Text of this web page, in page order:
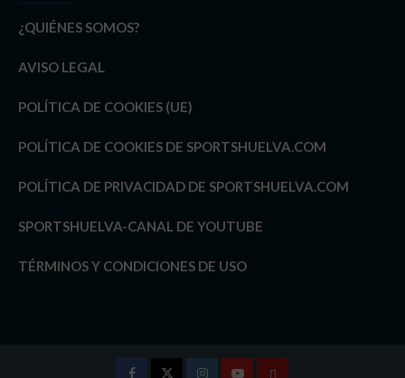
¿QUIÉNES SOMOS?
AVISO LEGAL
POLÍTICA DE COOKIES (UE)
POLÍTICA DE COOKIES DE SPORTSHUELVA.COM
POLÍTICA DE PRIVACIDAD DE SPORTSHUELVA.COM
SPORTSHUELVA-CANAL DE YOUTUBE
TÉRMINOS Y CONDICIONES DE USO